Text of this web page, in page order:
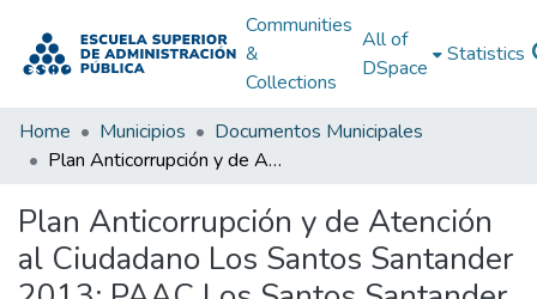
Communities
&
Collections
All of
DSpace
Statistics
Home Municipios
Documentos Municipales
Plan Anticorrupción y de Atención al Ciudadano Los Santos Santander 2013: PAAC Los Santos Santander 2013
Plan Anticorrupción y de Atención
al Ciudadano Los Santos Santander